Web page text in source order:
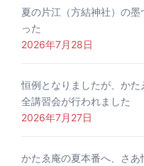
夏の片江（方結神社）の
った
2026年7月28日
恒例となりましたが、か
全講習会が行われました
2026年7月27日
かたゑ庵の夏本番へ、さあ